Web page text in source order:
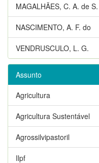
MAGALHÃES, C. A. de S.
NASCIMENTO, A. F. do
VENDRUSCULO, L. G.
Assunto
Agricultura
Agricultura Sustentável
Agrossilvipastoril
Ilpf